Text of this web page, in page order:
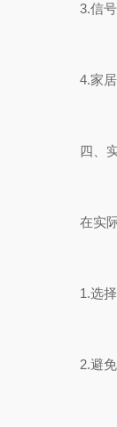
3.信号转
4.家居智
四、实
在实际
1.选择合
2.避免过